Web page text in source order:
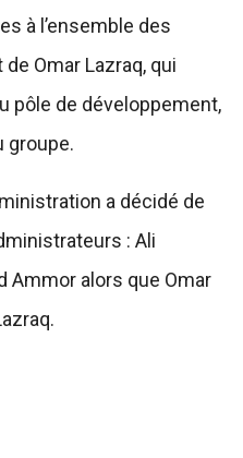
à l’ensemble des
Omar Lazraq, qui
pôle de développement,
groupe.
a décidé de
: Ali
Ammor alors que Omar